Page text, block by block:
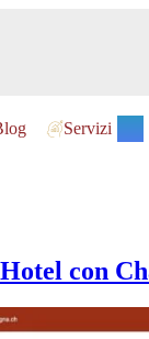
Servizi
con